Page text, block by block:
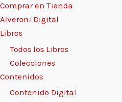
Comprar en Tienda
Alveroni Digital
Libros
Todos los Libros
Colecciones
Contenidos
Contenido Digital